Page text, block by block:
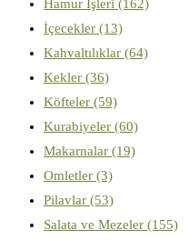
Hamur İşleri (162)
İçecekler (13)
Kahvaltılıklar (64)
Kekler (36)
Köfteler (59)
Kurabiyeler (60)
Makarnalar (19)
Omletler (3)
Pilavlar (53)
Salata ve Mezeler (155)